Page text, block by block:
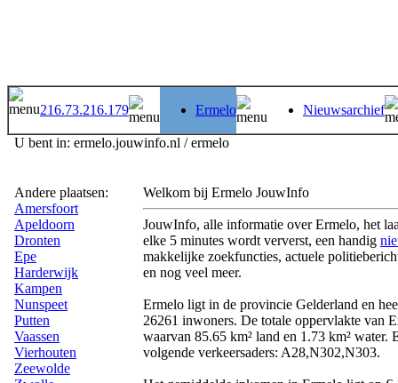
216.73.216.179 Ermelo Nieuwsarchief
U bent in: ermelo.jouwinfo.nl / ermelo
Andere plaatsen:
Amersfoort
Apeldoorn
Dronten
Epe
Harderwijk
Kampen
Nunspeet
Putten
Vaassen
Vierhouten
Zeewolde
Welkom bij Ermelo JouwInfo
JouwInfo, alle informatie over Ermelo, het
elke 5 minutes wordt ververst, een handig
makkelijke zoekfuncties, actuele
en nog veel meer.
Ermelo ligt in de provincie Gelderland en
26261 inwoners. De totale oppervlakte van
waarvan 85.65 km² land en 1.73 km² water.
volgende verkeersaders: A28,N302,N303.